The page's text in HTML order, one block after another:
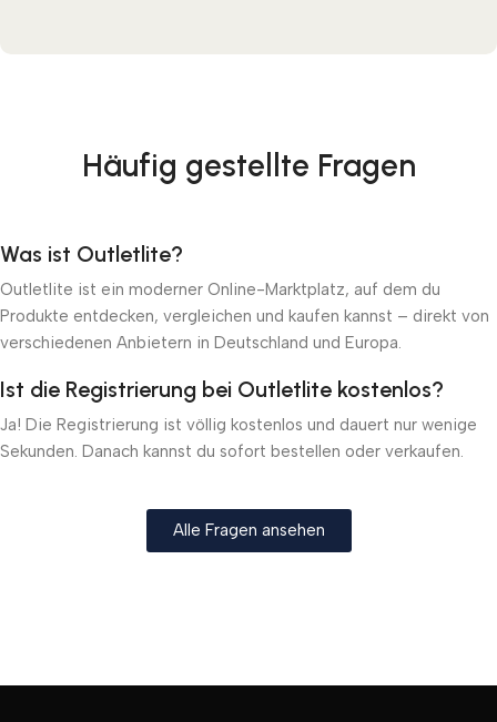
Häufig gestellte Fragen
Was ist Outletlite?
Outletlite ist ein moderner Online-Marktplatz, auf dem du
Produkte entdecken, vergleichen und kaufen kannst – direkt von
verschiedenen Anbietern in Deutschland und Europa.
Ist die Registrierung bei Outletlite kostenlos?
Ja! Die Registrierung ist völlig kostenlos und dauert nur wenige
Sekunden. Danach kannst du sofort bestellen oder verkaufen.
Alle Fragen ansehen